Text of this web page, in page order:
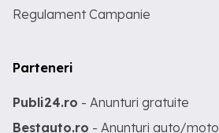
Regulament Campanie
Parteneri
Publi24.ro - Anunturi gratuite
Bestauto.ro - Anunturi auto/moto